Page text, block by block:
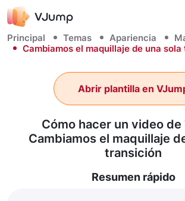
Principal Temas Apariencia
Cambiamos el maquillaje de una
Cómo hacer un video de
Cambiamos el maquillaje
transición
Abrir plantilla en
Resumen rápido